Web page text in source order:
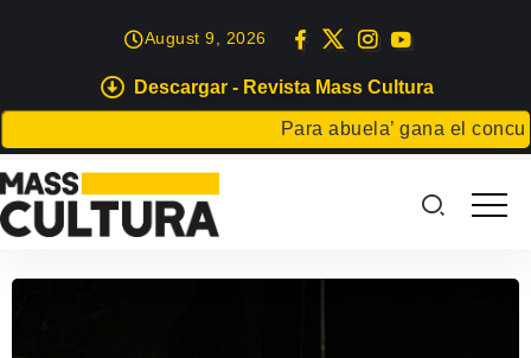
Descargar - Revista Mass Cultura
Para abuela’ gana el
August 9, 2026